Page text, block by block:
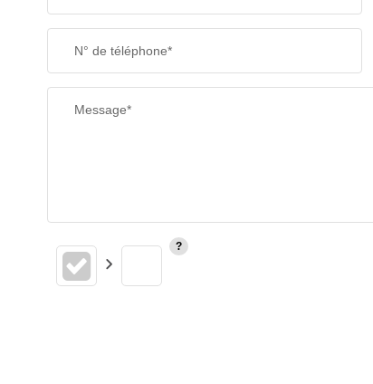
N° de téléphone*
Message*